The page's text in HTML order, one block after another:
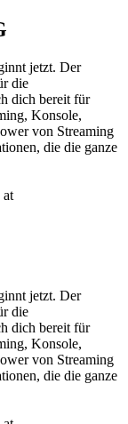
jetzt. Der
die
dich bereit für
Konsole,
von Streaming
die die ganze
at
jetzt. Der
die
dich bereit für
Konsole,
von Streaming
die die ganze